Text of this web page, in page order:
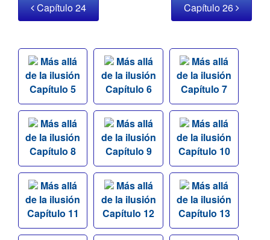
Capítulo 24 Capítulo 26
Más allá
de la ilusión
Capítulo 5
Más allá
de la ilusión
Capítulo 6
Más allá
de la ilusión
Capítulo 7
Más allá
de la ilusión
Capítulo 8
Más allá
de la ilusión
Capítulo 9
Más allá
de la ilusión
Capítulo 10
Más allá
de la ilusión
Capítulo 11
Más allá
de la ilusión
Capítulo 12
Más allá
de la ilusión
Capítulo 13